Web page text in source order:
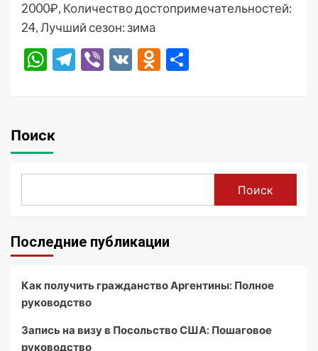
2000₽, Количество достопримечательностей:
24, Лучший сезон: зима
WhatsApp
Telegram
Viber
VK Odnoklassniki
Поиск
Поиск
Последние публикации
Как получить гражданство Аргентины: Полное
руководство
Запись на визу в Посольство США: Пошаговое
руководство